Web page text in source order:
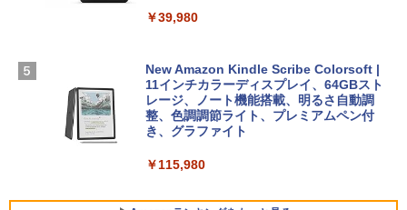
SSD インテル Core 5
FMV ノートパソコン WE1-K3 (MS 365 P
ersonal/Copilotキー搭載/Win 11/15.6型/
Core i5/16GB/SSD 512GB/ホワイト) FM
インゲームコード】 ロブロックス |オン
￥1,600
￥39,980
New Amazon Kindle Scribe Colorsoft |
11インチカラーディスプレイ、64GBスト
レージ、ノート機能搭載、明るさ自動調
整、色調調節ライト、プレミアムペン付
き、グラファイト
￥115,980